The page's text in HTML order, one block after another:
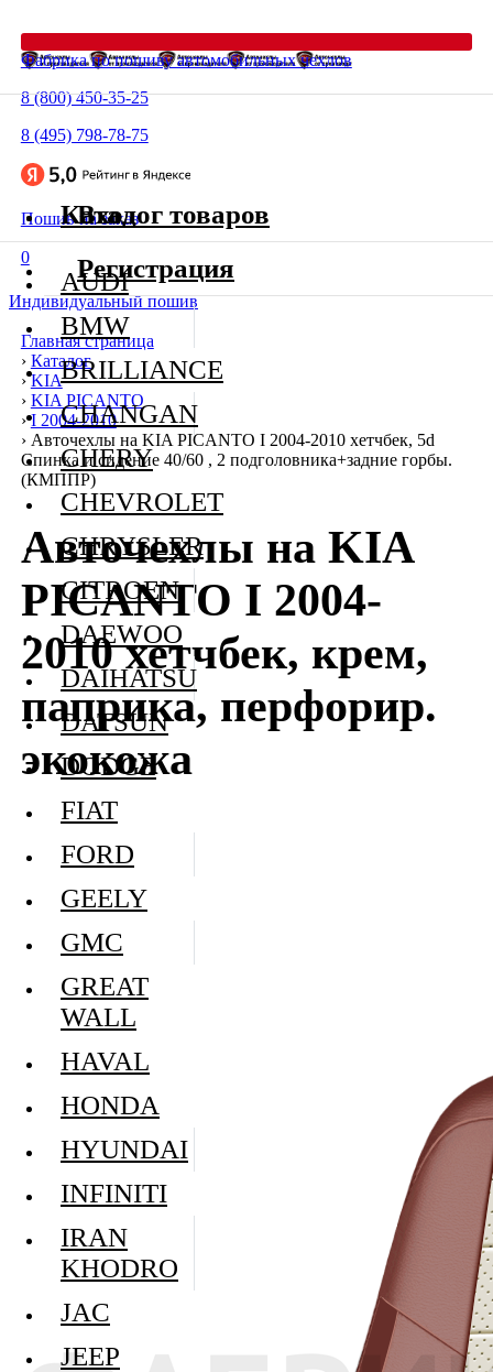
Фабрика по пошиву автомобильных чехлов
8 (800) 450-35-25
8 (495) 798-78-75
Пошив на заказ
0
Индивидуальный пошив
Главная страница
› Каталог
› KIA
› KIA PICANTO
› I 2004-2010
› Авточехлы на KIA PICANTO I 2004-2010 хетчбек, 5d
Спинка и сидение 40/60 , 2 подголовника+задние горбы.
(КМППР)
Авточехлы на KIA
PICANTO I 2004-
2010 хетчбек, крем,
паприка, перфорир.
экокожа
Каталог товаров
AUDI
BMW
BRILLIANCE
CHANGAN
CHERY
CHEVROLET
CHRYSLER
CITROEN
DAEWOO
DAIHATSU
DATSUN
DODGE
FIAT
FORD
GEELY
GMC
GREAT
WALL
HAVAL
HONDA
HYUNDAI
INFINITI
IRAN
KHODRO
JAC
JEEP
Вход
Регистрация